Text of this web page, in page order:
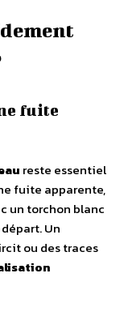
fuite
reste essentiel
fuite apparente,
un torchon blanc
Un
ou des traces